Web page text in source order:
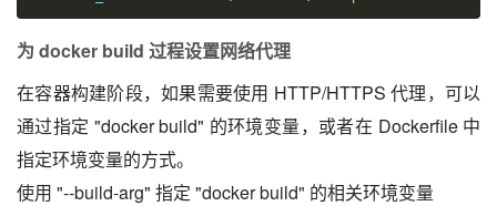
为 docker build 过程设置网络代理
在容器构建阶段，如果需要使用 HTTP/HTTPS 代理，可以
通过指定 "docker build" 的环境变量，或者在 Dockerfile 中
指定环境变量的方式。
使用 "--build-arg" 指定 "docker build" 的相关环境变量